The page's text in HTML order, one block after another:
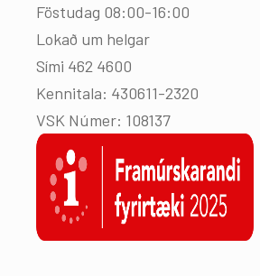
Föstudag 08:00-16:00
Lokað um helgar
Sími 462 4600
Kennitala: 430611-2320
VSK Númer: 108137